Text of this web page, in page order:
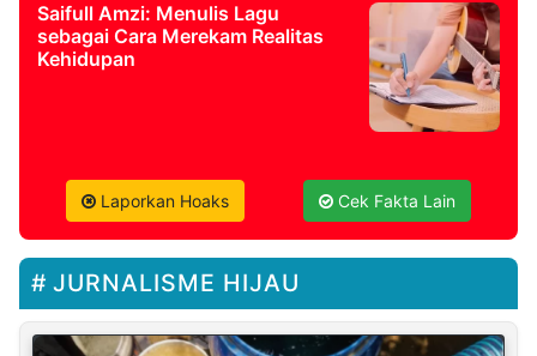
Saifull Amzi: Menulis Lagu
sebagai Cara Merekam Realitas
Kehidupan
Laporkan Hoaks Cek Fakta Lain
JURNALISME HIJAU